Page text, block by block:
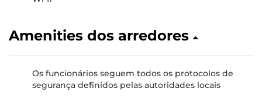
Amenities dos arredores
Os funcionários seguem todos os protocolos de
segurança definidos pelas autoridades locais